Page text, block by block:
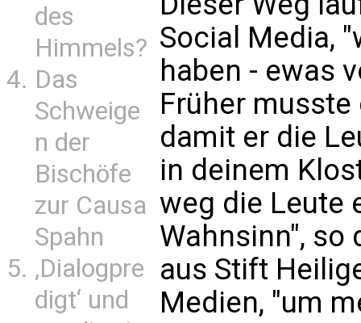
des
Himmels?
Das
Schweige
n der
Bischöfe
zur Causa
Spahn
‚Dialogpre
digt‘ und
Social Media,
haben - ewas
Früher
damit er die
in deinem
weg die Leute
Wahnsinn",
aus Stift
Medien, "um